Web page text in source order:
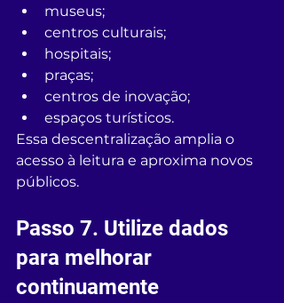
museus;
centros culturais;
hospitais;
praças;
centros de inovação;
espaços turísticos.
Essa descentralização amplia o
acesso à leitura e aproxima novos
públicos.
Passo 7. Utilize dados
para melhorar
continuamente